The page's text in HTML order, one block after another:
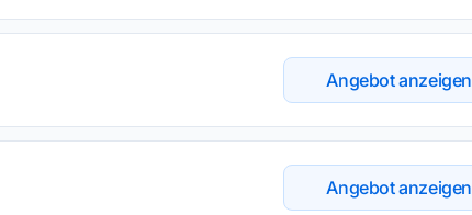
Angebot anzeigen
Angebot anzeigen